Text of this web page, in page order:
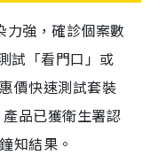
強，確診個案數
試「看門口」或
價快速測試套裝
品已獲衛生署認
知結果。